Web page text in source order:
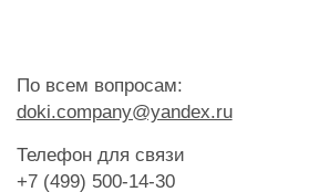
По всем вопросам:
doki.company@yandex.ru
Телефон для связи
+7 (499) 500-14-30